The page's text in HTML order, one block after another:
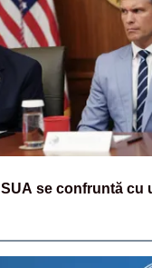
se confruntă cu